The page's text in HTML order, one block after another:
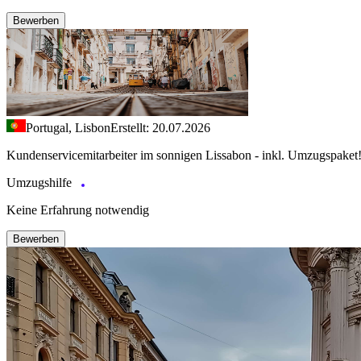
Bewerben
Portugal, LisbonErstellt: 20.07.2026
Kundenservicemitarbeiter im sonnigen Lissabon - inkl. Umzugspaket!
Umzugshilfe
Keine Erfahrung notwendig
Bewerben